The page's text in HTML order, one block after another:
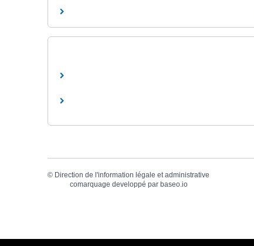
© Direction de l'information légale et administrative
comarquage developpé par baseo.io